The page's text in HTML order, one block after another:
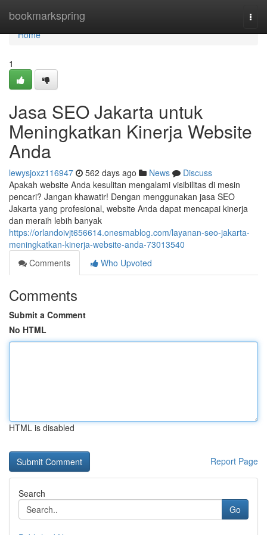
bookmarkspring
Home
Home
1
Jasa SEO Jakarta untuk
Meningkatkan Kinerja Website
Anda
lewysjoxz116947 562 days ago News
Discuss
Apakah website Anda kesulitan mengalami visibilitas di mesin
pencari? Jangan khawatir! Dengan menggunakan jasa SEO
Jakarta yang profesional, website Anda dapat mencapai kinerja
dan meraih lebih banyak
https://orlandoivjt656614.onesmablog.com/layanan-seo-jakarta-
meningkatkan-kinerja-website-anda-73013540
Comments
Who Upvoted
Comments
Submit a Comment
No HTML
HTML is disabled
Report Page
Search
Go